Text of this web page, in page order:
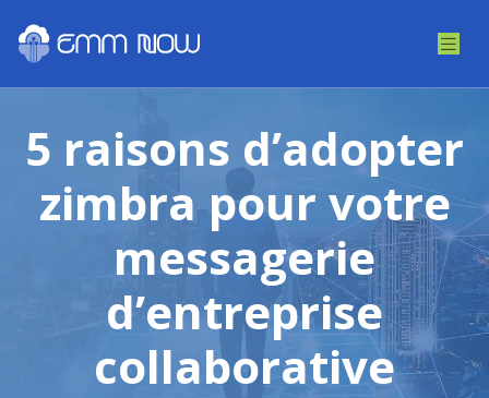
5 raisons d’adopter
zimbra pour votre
messagerie
d’entreprise
collaborative